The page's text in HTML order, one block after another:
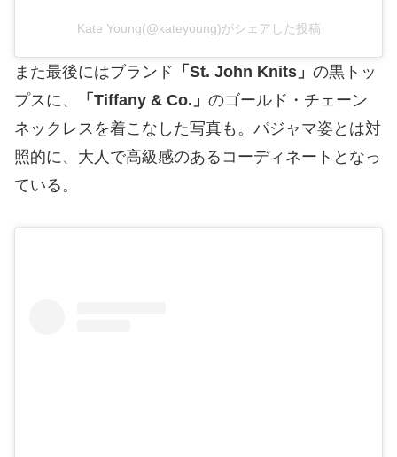
Kate Young(@kateyoung)がシェアした投稿
また最後にはブランド 「St. John Knits」 の黒トッ
プスに、
「Tiffany & Co.」 のゴールド・チェーン
ネックレスを着こなした写真も。パジャマ姿とは対
照的に、大人で高級感のあるコーディネートとなっ
ている。